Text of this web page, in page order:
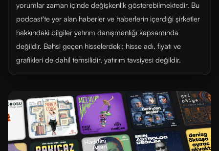
yorumlar zaman içinde değişkenlik gösterebilmektedir. Bu
podcast'te yer alan haberler ve haberlerin içerdiği şirketler
hakkındaki bilgiler yatırım danışmanlığı kapsamında
değildir. Bahsi geçen hisselerdeki; hisse adı, fiyatı ve
grafikleri de dahil temsilidir, yatırım tavsiyesi değildir.